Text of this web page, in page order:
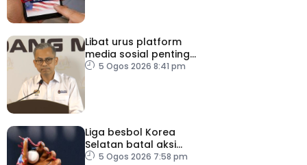
Libat urus platform
media sosial penting
bendung perbuatan
5 Ogos 2026 8:41 pm
Liga besbol Korea
Selatan batal aksi
susulan gelombang haba
5 Ogos 2026 7:58 pm